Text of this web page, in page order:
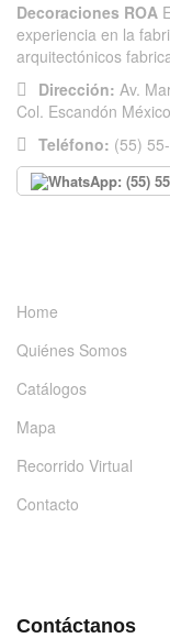
Decoraciones ROA
experiencia en la
arquitectónicos
Dirección: Av.
Col. Escandón
Teléfono: (55)
Home
Quiénes Somos
Catálogos
Mapa
Recorrido Virtual
Contacto
Contáctanos